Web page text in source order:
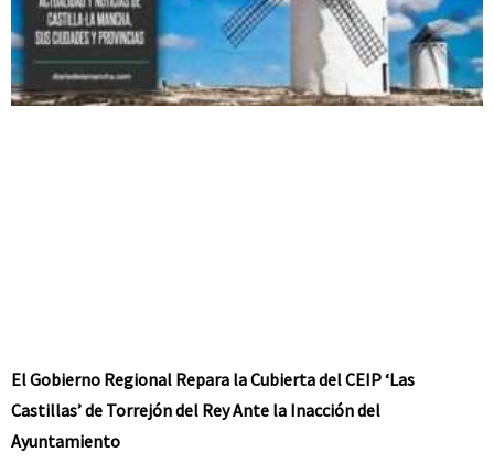
El Gobierno Regional Repara la Cubierta del CEIP ‘Las
Castillas’ de Torrejón del Rey Ante la Inacción del
Ayuntamiento